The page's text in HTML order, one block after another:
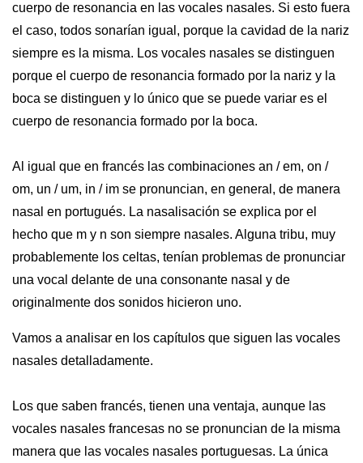
cuerpo de resonancia en las vocales nasales. Si esto fuera
el caso, todos sonarían igual, porque la cavidad de la nariz
siempre es la misma. Los vocales nasales se distinguen
porque el cuerpo de resonancia formado por la nariz y la
boca se distinguen y lo único que se puede variar es el
cuerpo de resonancia formado por la boca.
Al igual que en francés las combinaciones an / em, on /
om, un / um, in / im se pronuncian, en general, de manera
nasal en portugués. La nasalisación se explica por el
hecho que m y n son siempre nasales. Alguna tribu, muy
probablemente los celtas, tenían problemas de pronunciar
una vocal delante de una consonante nasal y de
originalmente dos sonidos hicieron uno.
Vamos a analisar en los capítulos que siguen las vocales
nasales detalladamente.
Los que saben francés, tienen una ventaja, aunque las
vocales nasales francesas no se pronuncian de la misma
manera que las vocales nasales portuguesas. La única